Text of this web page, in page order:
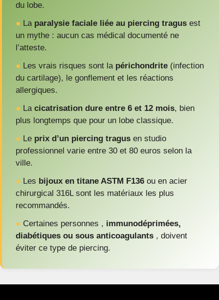
du lobe.
● La paralysie faciale liée au piercing tragus est
un mythe : aucun cas médical documenté ne
l’atteste.
● Les vrais risques sont la périchondrite (infection
du cartilage), le gonflement et les réactions
allergiques.
● La cicatrisation dure entre 6 et 12 mois, bien
plus longtemps que pour un lobe classique.
● Le prix d’un piercing tragus en studio
professionnel varie entre 30 et 80 euros selon la
ville.
● Les bijoux en titane ASTM F136 ou en acier
chirurgical 316L sont les matériaux les plus
recommandés.
● Certaines personnes , immunodéprimées,
diabétiques ou sous anticoagulants , doivent
éviter ce type de piercing.